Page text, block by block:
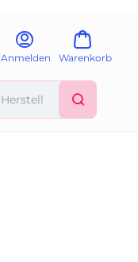
Anmelden Warenkorb